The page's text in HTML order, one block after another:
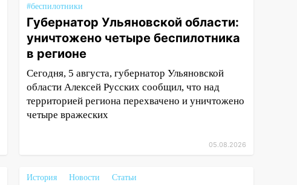
#беспилотники
Губернатор Ульяновской области:
уничтожено четыре беспилотника
в регионе
Сегодня, 5 августа, губернатор Ульяновской
области Алексей Русских сообщил, что над
территорией региона перехвачено и уничтожено
четыре вражеских
05.08.2026
История Новости Статьи